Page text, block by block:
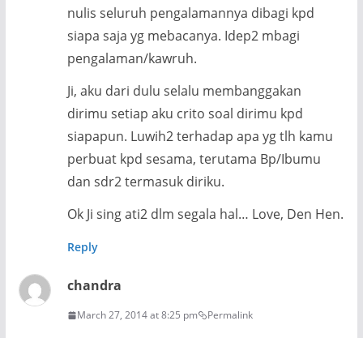
nulis seluruh pengalamannya dibagi kpd
siapa saja yg mebacanya. Idep2 mbagi
pengalaman/kawruh.
Ji, aku dari dulu selalu membanggakan
dirimu setiap aku crito soal dirimu kpd
siapapun. Luwih2 terhadap apa yg tlh kamu
perbuat kpd sesama, terutama Bp/Ibumu
dan sdr2 termasuk diriku.
Ok Ji sing ati2 dlm segala hal… Love, Den Hen.
Reply
chandra
March 27, 2014 at 8:25 pm Permalink